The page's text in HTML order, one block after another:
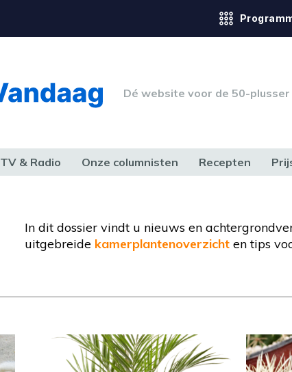
Dé website voor de 50-plusser
TV & Radio Onze columnisten Recepten
In dit dossier vindt u nieuws en
uitgebreide kamerplantenoverzicht en tips